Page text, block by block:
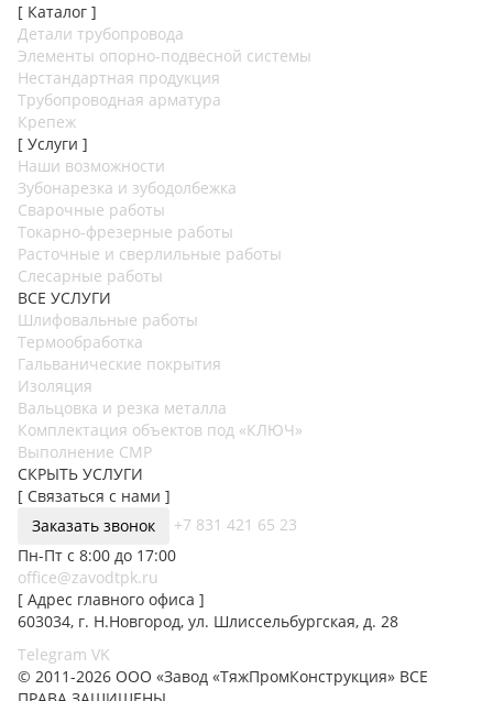
[ Каталог ]
Детали трубопровода
Элементы опорно-подвесной системы
Нестандартная продукция
Трубопроводная арматура
Крепеж
[ Услуги ]
Наши возможности
Зубонарезка и зубодолбежка
Сварочные работы
Токарно-фрезерные работы
Расточные и сверлильные работы
Слесарные работы
ВСЕ УСЛУГИ
Шлифовальные работы
Термообработка
Гальванические покрытия
Изоляция
Вальцовка и резка металла
Комплектация объектов под «КЛЮЧ»
Выполнение СМР
СКРЫТЬ УСЛУГИ
[ Связаться с нами ]
Заказать звонок
+7 831 421 65 23
Пн-Пт с 8:00 до 17:00
office@zavodtpk.ru
[ Адрес главного офиса ]
603034, г. Н.Новгород, ул. Шлиссельбургская, д. 28
Telegram VK
© 2011-2026 ООО «Завод «ТяжПромКонструкция» ВСЕ